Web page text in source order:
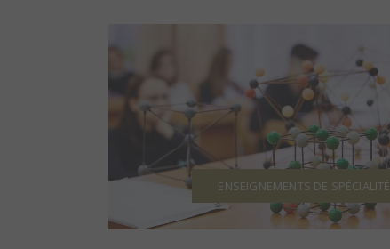
ENSEIGNEMENTS DE SPÉCIALITÉ